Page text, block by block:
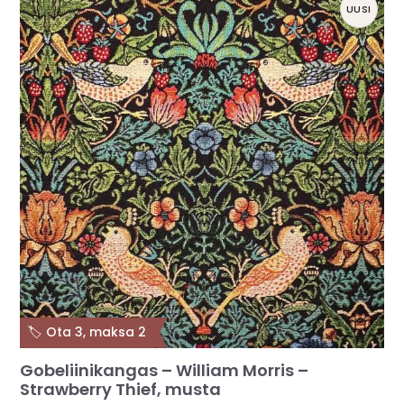
Gobeliinikangas – William Morris –
Strawberry Thief, musta
UUSI
🏷️ Ota 3, maksa 2